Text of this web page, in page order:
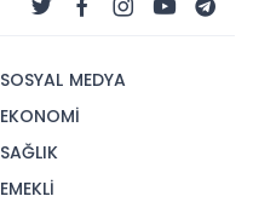
SOSYAL MEDYA
EKONOMİ
SAĞLIK
EMEKLİ